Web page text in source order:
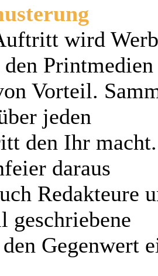
wird
Printmedien
Vorteil.
jeden
den Ihr
daraus
Redakteure
geschriebene
Gegenwert